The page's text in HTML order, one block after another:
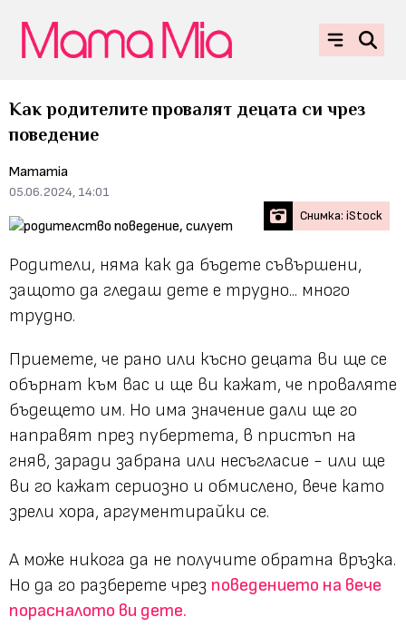
Как родителите провалят децата си чрез
поведение
Mamamia
05.06.2024, 14:01
Снимка: iStock
Родители, няма как да бъдете съвършени,
защото да гледаш дете е трудно... много
трудно.
Приемете, че рано или късно децата ви ще се
обърнат към вас и ще ви кажат, че проваляте
бъдещето им. Но има значение дали ще го
направят през пубертета, в пристъп на
гняв, заради забрана или несъгласие - или ще
ви го кажат сериозно и обмислено, вече като
зрели хора, аргументирайки се.
А може никога да не получите обратна връзка.
Но да го разберете чрез поведението на вече
порасналото ви дете.